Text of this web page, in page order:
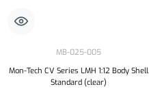
MB-025-005
Mon-Tech CV Series LMH 1:12 Body Shell
Standard (clear)